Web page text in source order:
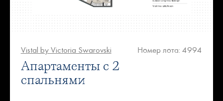
Vistal by Victoria Swarovski Номер лота: 4994
Апартаменты с 2
спальнями